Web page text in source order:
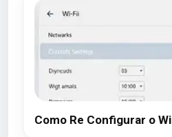
Como Re Configurar o Wi